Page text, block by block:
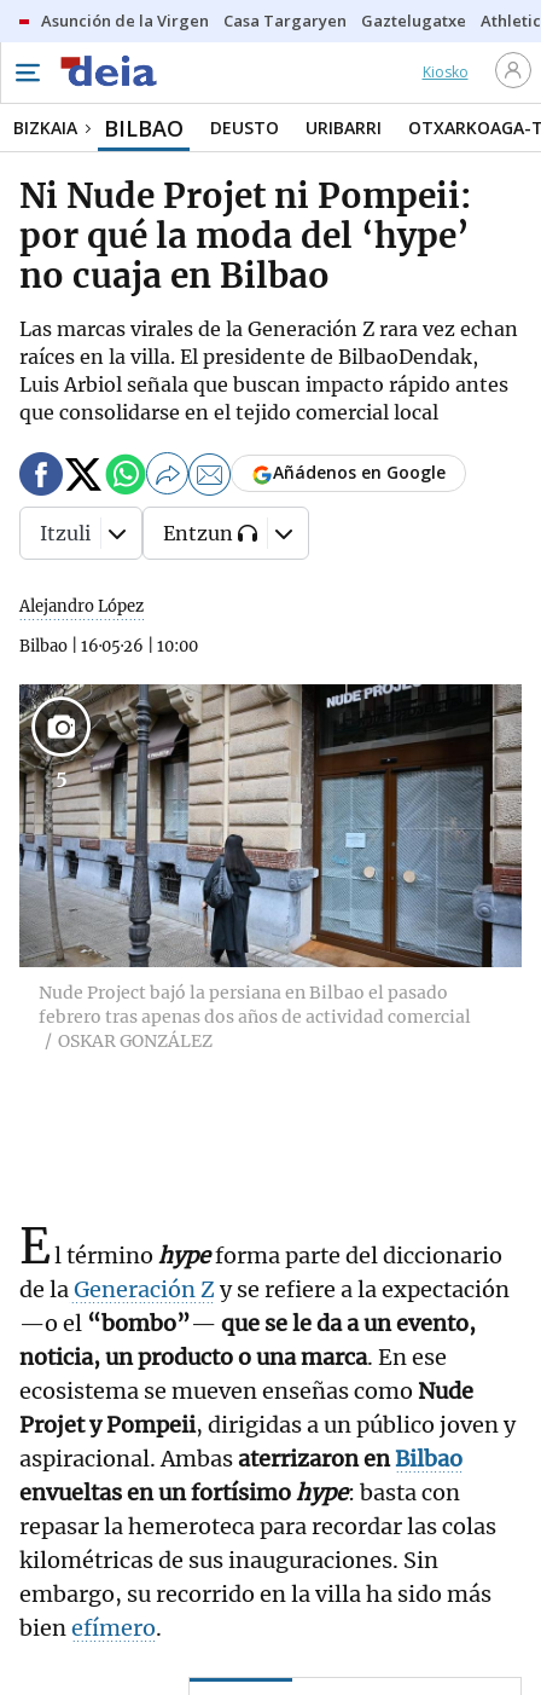
Asunción de la Virgen Casa Targaryen Gaztelugatxe Athletic
Kiosko
BIZKAIA BILBAO DEUSTO URIBARRI OTXARKOAGA-
Ni Nude Projet ni Pompeii:
por qué la moda del ‘hype’
no cuaja en Bilbao
Las marcas virales de la Generación Z rara vez echan
raíces en la villa. El presidente de BilbaoDendak,
Luis Arbiol señala que buscan impacto rápido antes
que consolidarse en el tejido comercial local
Alejandro López
Bilbao
16·05·26 10:00
Añádenos en Google
Itzuli Entzun
5
Nude Project bajó la persiana en Bilbao el pasado
febrero tras apenas dos años de actividad comercial
OSKAR GONZÁLEZ
El término hypeforma parte del diccionario
de laGeneración Z y se refiere a la expectación
—o el “bombo”— que se le da a un evento,
noticia, un producto o una marca. En ese
ecosistema se mueven enseñas como Nude
Projet y Pompeii, dirigidas a un público joven y
aspiracional. Ambasaterrizaron enBilbao
envueltas en un fortísimohype: basta con
repasar la hemeroteca para recordar las colas
kilométricas de sus inauguraciones. Sin
embargo, su recorrido en la villa ha sido más
bienefímero.